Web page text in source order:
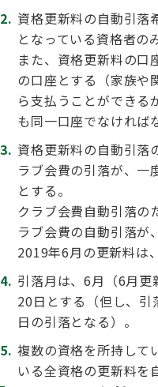
入会のご案内
3分でわかるジャパンケ
ジャパンケネルクラブチ
ガゼットのご案内
犬種別犬籍登録頭数
長寿犬表彰について
繁殖についての基礎知識
正しいブリーディングと
遺伝子疾患について考えよ
「動物の愛護及び管理に
股関節形成不全症(HD)と
訓練競技会
アジリティー競技会
フライボール競技会
オビディエンス競技会
IGP
BH
スチュワード
審査員
アニマル衛生士
自主研修会／日程
資格更新料の自動引落
となっている資格者の
また、資格更新料の口
の口座とする（家族や
ら支払うことができる
も同一口座でなければ
資格更新料の自動引落
ラブ会費の引落が、一
とする。
クラブ会費自動引落の
ラブ会費の自動引落が
2019年6月の更新料は
引落月は、6月（6月
20日とする（但し、
日の引落となる）。
複数の資格を所持して
いる全資格の更新料を